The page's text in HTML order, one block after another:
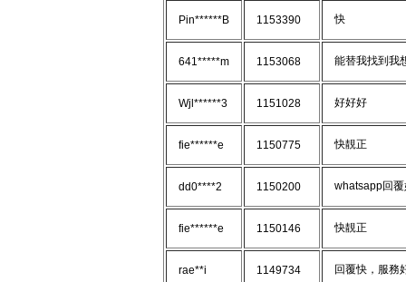
Pin******B 1153390 快
641*****m 1153068 能替我找到我
Wjl******3 1151028 好好好
fie******e 1150775 快靚正
dd0****2 1150200 whatsapp回覆
fie******e 1150146 快靚正
rae**i 1149734 回覆快，服務